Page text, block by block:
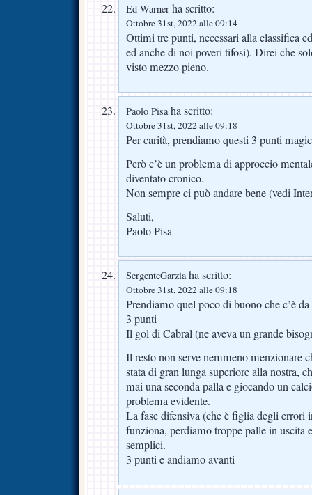
Ed Warner ha scritto:
Ottobre 31st, 2022 alle 09:14
Ottimi tre punti, necessari alla classifica
ed anche di noi poveri tifosi). Direi che
visto mezzo pieno.
Paolo Pisaha scritto:
Ottobre 31st, 2022 alle 09:18
Per carità, prendiamo questi 3 punti
Però c’è un problema di approccio
diventato cronico.
Non sempre ci può andare bene (vedi
Saluti,
Paolo Pisa
SergenteGarziaha scritto:
Ottobre 31st, 2022 alle 09:18
Prendiamo quel poco di buono che c’è
3 punti
Il gol di Cabral (ne aveva un grande
Il resto non serve nemmeno menzionare
stata di gran lunga superiore alla nostra,
mai una seconda palla e giocando un
problema evidente.
La fase difensiva (che è figlia degli errori
funziona, perdiamo troppe palle in uscita
semplici.
3 punti e andiamo avanti